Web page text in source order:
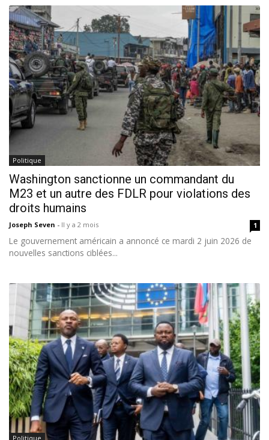
Politique
Washington sanctionne un commandant du
M23 et un autre des FDLR pour violations des
droits humains
Joseph Seven - Il y a 2 mois 1
Le gouvernement américain a annoncé ce mardi 2 juin 2026 de
nouvelles sanctions ciblées...
Politique